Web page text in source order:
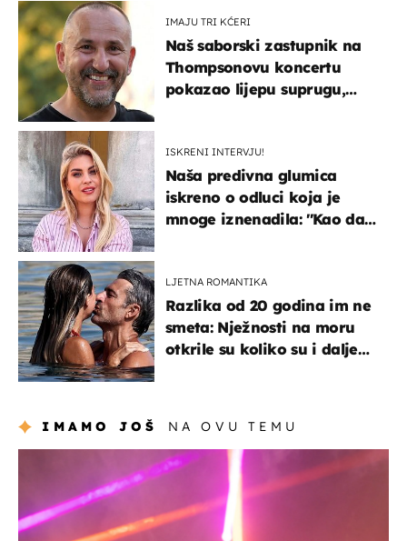
IMAJU TRI KĆERI
Naš saborski zastupnik na
Thompsonovu koncertu
pokazao lijepu suprugu,
ISKRENI INTERVJU!
Naša predivna glumica
iskreno o odluci koja je
mnoge iznenadila: ''Kao da
LJETNA ROMANTIKA
Razlika od 20 godina im ne
smeta: Nježnosti na moru
otkrile su koliko su i dalje
IMAMO JOŠ NA OVU TEMU